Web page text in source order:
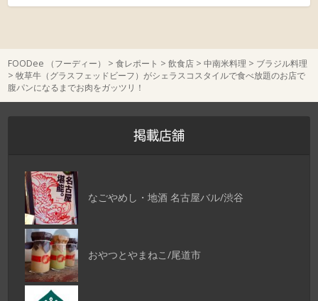
FOODee （フーディー） >食レポート >飲食店 >中南米料理 > ブラジル料理
>牧草牛（グラスフェッドビーフ）がシェラスコスタイルで食べ放題のお店で
腹パンになるまでお肉をガッツリ！
掲載店舗
なごやめし・地酒 名古屋バル/渋谷
おやつとやまねこ/尾道市